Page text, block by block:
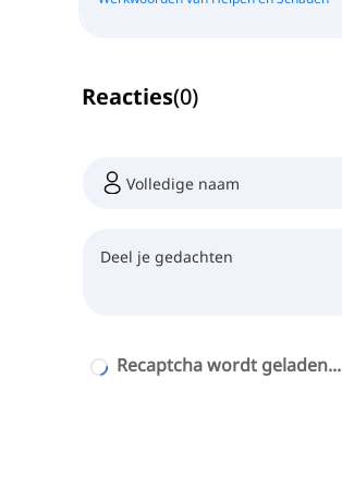
Reacties(0)
Recaptcha wordt geladen...